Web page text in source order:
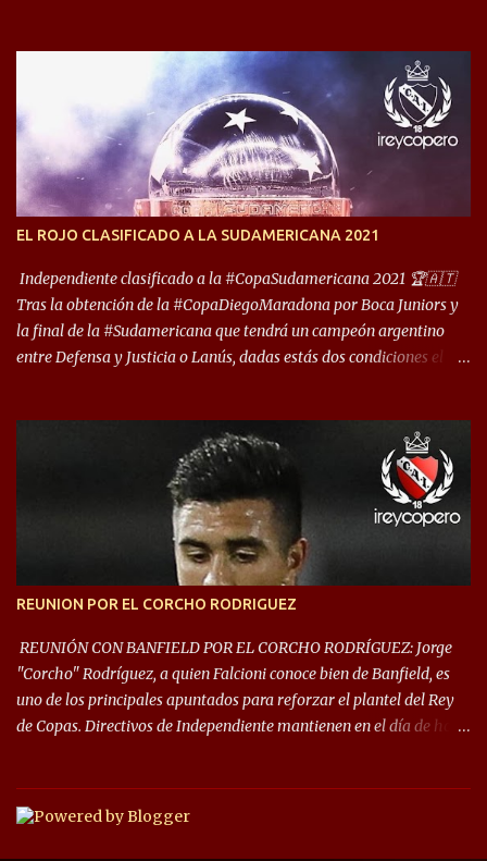
Libertadores de América) los distancian solo 150 metros. Por ello
son protagonistas de un clásico de los más picantes del fútbol
argentino. De ella también forma parte Arsenal, equipo que
transitó por la primera división del fútbol local durante muchos
años. Dock Sud es otro de los que comparten esas tierras, aunque el
foco de atención es la convivencia Independiente - Racing. “No
deporte”, afirmó Facundo Moyano. “Creo que Avellaneda...
EL ROJO CLASIFICADO A LA SUDAMERICANA 2021
Independiente clasificado a la #CopaSudamericana 2021 🏆🇦🇹
Tras la obtención de la #CopaDiegoMaradona por Boca Juniors y
la final de la #Sudamericana que tendrá un campeón argentino
entre Defensa y Justicia o Lanús, dadas estás dos condiciones el
que iniciará en fase de grupos con 6 partidos, de los cuales sólo los
primeros de cada grupo jugarán los 8vos. con los 3ros. mejores de
las fases de grupos de la #CopaLibertadores 2021. ¡Este año hay
noche de Copas Rey! ⚽🇦🇹👑🏆.
REUNION POR EL CORCHO RODRIGUEZ
REUNIÓN CON BANFIELD POR EL CORCHO RODRÍGUEZ: Jorge
"Corcho" Rodríguez, a quien Falcioni conoce bien de Banfield, es
uno de los principales apuntados para reforzar el plantel del Rey
de Copas. Directivos de Independiente mantienen en el día de hoy
préstamo con opción de compra pero, por lo que se sabe, Banfield
busca vender al menos el 50% del pase por una cifra cercana a los
1,5 millones de dólares. El volante central titular del Banfield y